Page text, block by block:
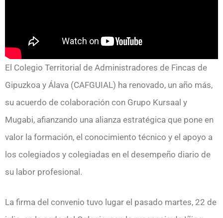
El Colegio Territorial de Administradores de Fincas de
Gipuzkoa y Álava (CAFGUIAL) ha renovado, un año más,
su acuerdo de colaboración con Grupo Kursaal y
Mugabi, afianzando una alianza estratégica que pone en
valor la formación, el conocimiento técnico y el apoyo a
los colegiados y colegiadas en el desempeño diario de
su labor profesional.
La firma del convenio tuvo lugar el pasado martes, 22 de